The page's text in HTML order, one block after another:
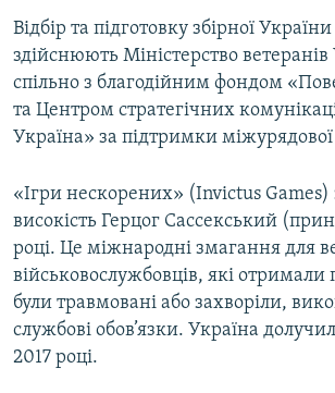
Відбір та підготовку збірної
здійснюють Міністерство
спільно з благодійним фондом
та Центром стратегічних
Україна» за підтримки міжурядової
«Ігри нескорених» (Invictus Games)
високість Герцог Сассекський
році. Це міжнародні змагання для
військовослужбовців, які
були травмовані або захворіли,
службові обов’язки. Україна
2017 році.